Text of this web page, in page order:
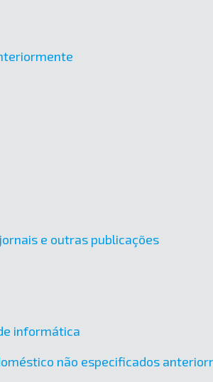
e outras publicações
informática
não especificados